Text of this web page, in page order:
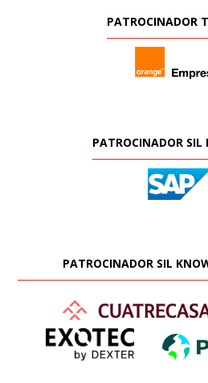
PATROCINADOR
PATROCINADOR SIL
PATROCINADOR SIL